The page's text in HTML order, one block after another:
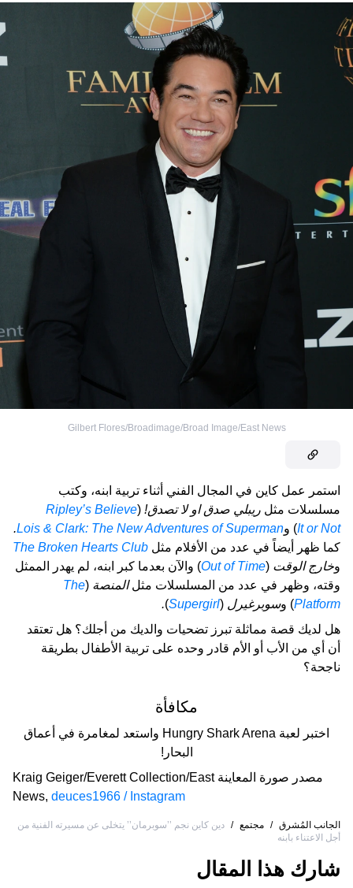
Gilbert Flores/Broadimage/Broad Image/East News
استمر عمل كاين في المجال الفني أثناء تربية ابنه، وكتب
مسلسلات مثل ريبلي صدق او لا تصدق! (
Ripley’s Believe
It or Not) وLois & Clark: The New Adventures of Superman
.
كما ظهر أيضاً في عدد من الأفلام مثل The Broken Hearts Club
وخارج الوقت (
Out of Time) والآن بعدما كبر ابنه، لم يهدر الممثل
وقته، وظهر في عدد من المسلسلات مثلالمنصة (
The
Platform) وسوبرغيرل (
Supergirl
)
.
هل لديك قصة مماثلة تبرز تضحيات والديك من أجلك؟ هل تعتقد
أن أي من الأب أو الأم قادر وحده على تربية الأطفال بطريقة
ناجحة؟
مكافأة
اختبر لعبة Hungry Shark Arena واستعد لمغامرة في أعماق
البحار!
مصدر صورة المعاينة Kraig Geiger/Everett Collection/East
News, deuces1966 / Instagram
الجانب المُشرق / مجتمع / دين كاين نجم ’’سوبرمان’’ يتخلى عن مسيرته الفنية من
أجل الاعتناء بابنه
شارك هذا المقال